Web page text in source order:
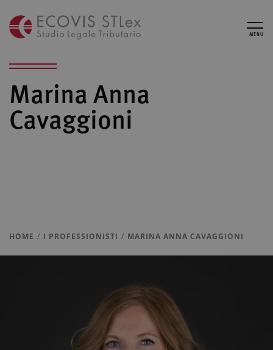
MENU
Marina Anna
Cavaggioni
HOME I PROFESSIONISTI MARINA ANNA CAVAGGIONI